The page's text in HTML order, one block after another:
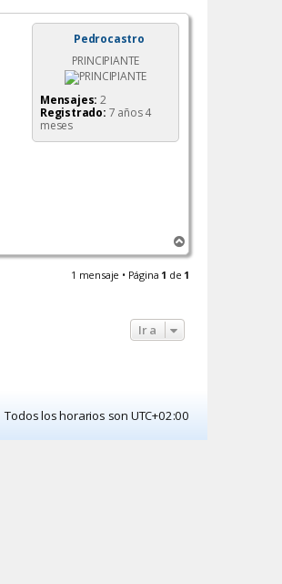
Pedrocastro
PRINCIPIANTE
Mensajes: 2
Registrado: 7 años 4
meses
r
r
1 mensaje • Página 1 de 1
Ir a
Todos los horarios son UTC+02:00